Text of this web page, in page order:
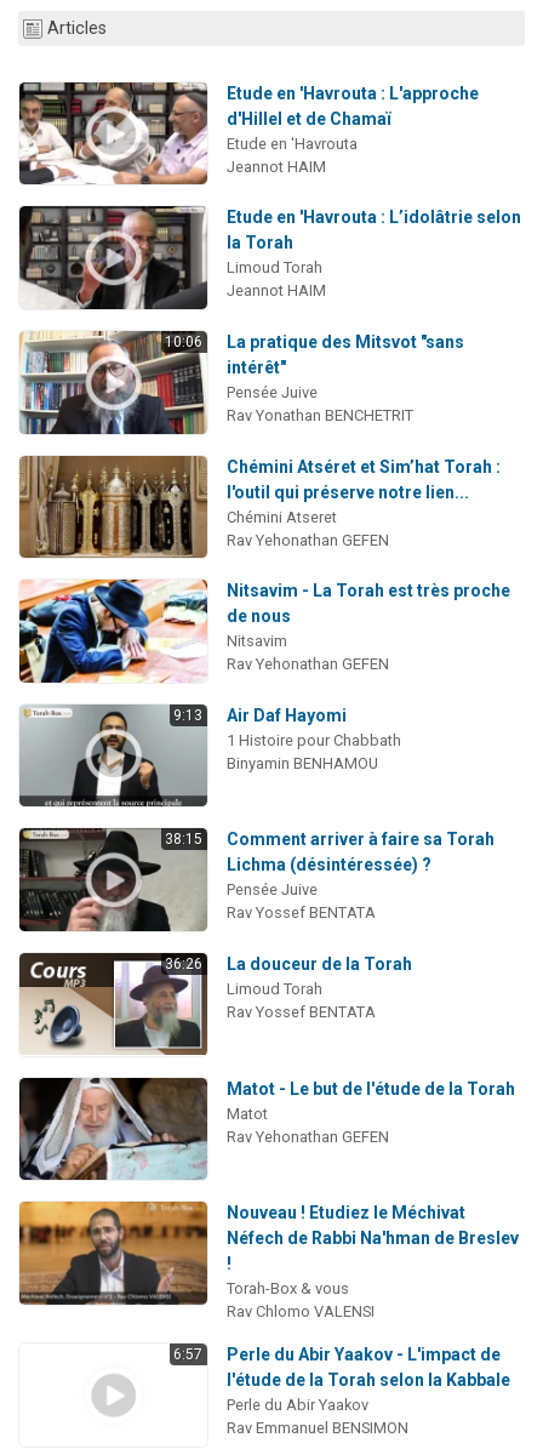
Il reste 49 places pour étudier en groupe sur Zoom
12 nouvelles musiques dans Torah-Box Music
Articles
Etude en 'Havrouta : L'approche
d'Hillel et de Chamaï
Etude en 'Havrouta
Jeannot HAIM
Etude en 'Havrouta : L’idolâtrie selon
la Torah
Limoud Torah
Jeannot HAIM
10:06
La pratique des Mitsvot "sans
intérêt"
Pensée Juive
Rav Yonathan BENCHETRIT
Chémini Atséret et Sim’hat Torah :
l'outil qui préserve notre lien...
Chémini Atseret
Rav Yehonathan GEFEN
Nitsavim - La Torah est très proche
de nous
Nitsavim
Rav Yehonathan GEFEN
9:13 Air Daf Hayomi
1 Histoire pour Chabbath
Binyamin BENHAMOU
38:15
Comment arriver à faire sa Torah
Lichma (désintéressée) ?
Pensée Juive
Rav Yossef BENTATA
36:26 La douceur de la Torah
Limoud Torah
Rav Yossef BENTATA
Matot - Le but de l'étude de la Torah
Matot
Rav Yehonathan GEFEN
Nouveau ! Etudiez le Méchivat
Néfech de Rabbi Na'hman de Breslev
!
Torah-Box & vous
Rav Chlomo VALENSI
6:57
Perle du Abir Yaakov - L'impact de
l'étude de la Torah selon la Kabbale
Perle du Abir Yaakov
Rav Emmanuel BENSIMON